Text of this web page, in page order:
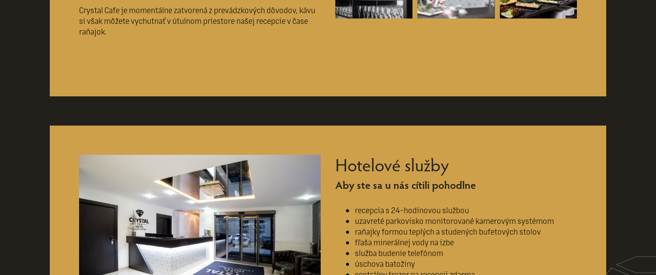
Crystal Cafe je momentálne zatvorená z prevádzkových dôvodov, kávu
si však môžete vychutnať v útulnom priestore našej recepcie v čase
raňajok.
Hotelové služby
Aby ste sa u nás cítili pohodlne
recepcia s 24-hodinovou službou
uzavreté parkovisko monitorované kamerovým systémom
raňajky formou teplých a studených bufetových stolov
fľaša minerálnej vody na izbe
služba budenie telefónom
úschova batožiny